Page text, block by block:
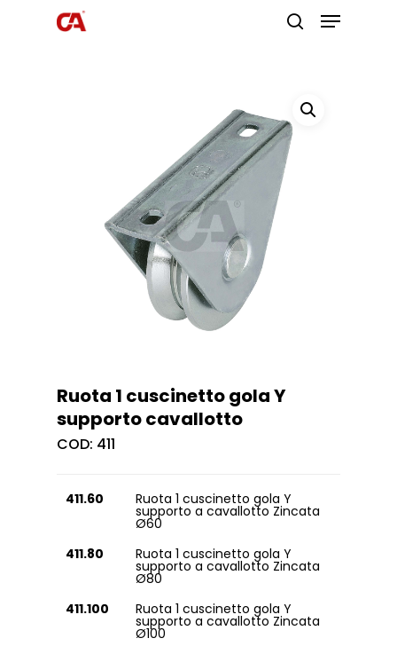
Ruota 1 cuscinetto gola Y
supporto cavallotto
COD: 411
411.60 Ruota 1 cuscinetto gola Y
supporto a cavallotto Zincata
Ø60
411.80
Ruota 1 cuscinetto gola Y
supporto a cavallotto Zincata
Ø80
411.100
Ruota 1 cuscinetto gola Y
supporto a cavallotto Zincata
Ø100